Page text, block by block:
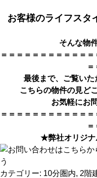
お客様のライフスタ
そんな物
＝＝＝＝＝＝＝＝＝＝＝
＝
最後まで、ご覧い
こちらの物件の見ど
お気軽にお
＝＝＝＝＝＝＝＝＝＝＝
＝
★弊社オリジ
カテゴリー: 10分圏内, 2階